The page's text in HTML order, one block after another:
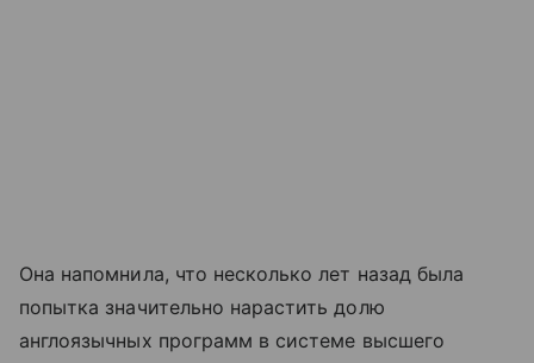
Она напомнила, что несколько лет назад была
попытка значительно нарастить долю
англоязычных программ в системе высшего